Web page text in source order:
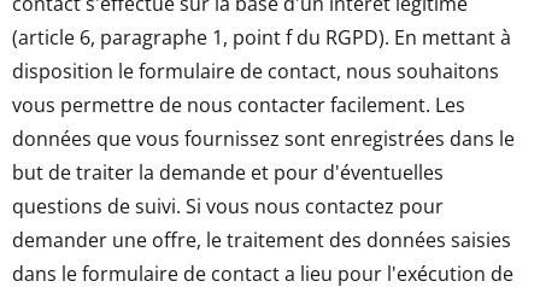
(article 6, paragraphe 1, point f du RGPD). En mettant à
disposition le formulaire de contact, nous souhaitons
vous permettre de nous contacter facilement. Les
données que vous fournissez sont enregistrées dans le
but de traiter la demande et pour d'éventuelles
questions de suivi. Si vous nous contactez pour
demander une offre, le traitement des données saisies
dans le formulaire de contact a lieu pour l'exécution de